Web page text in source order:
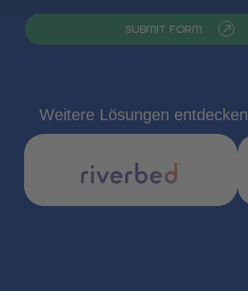
SUBMIT FORM
Weitere Lösungen entdecken